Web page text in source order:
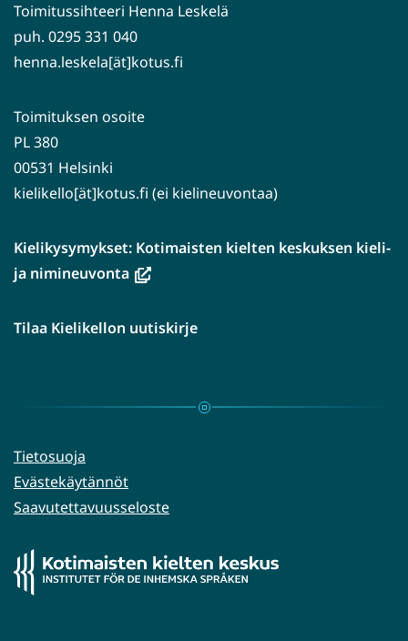
Toimitussihteeri Henna Leskelä
puh. 0295 331 040
henna.leskela[ät]kotus.fi
Toimituksen osoite
PL 380
00531 Helsinki
kielikello[ät]kotus.fi (ei kielineuvontaa)
Kielikysymykset: Kotimaisten kielten keskuksen kieli-
ja nimineuvonta(avautuu
ikkunaan,
palveluun)
Tilaa Kielikellon uutiskirje
Tietosuoja
Evästekäytännöt
Saavutettavuusseloste